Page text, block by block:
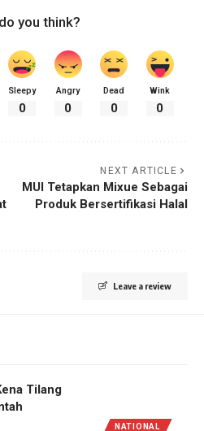
you think?
Sleepy
0
Angry
0
Dead
0
Wink
0
NEXT ARTICLE
MUI Tetapkan Mixue Sebagai
Produk Bersertifikasi Halal
Leave a review
NATIONAL
Tilang